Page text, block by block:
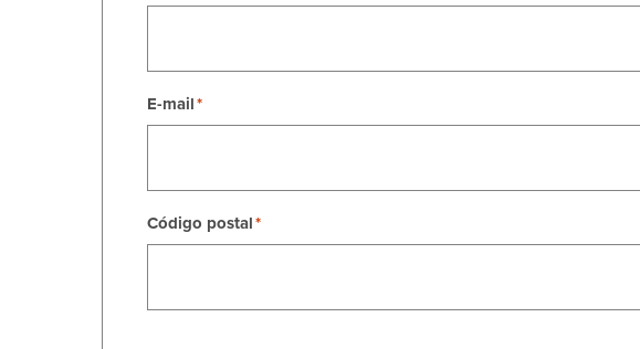
E-mail
Código postal